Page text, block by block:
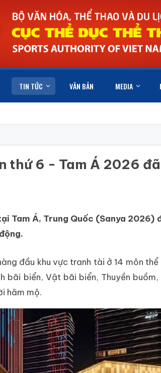
TIN TỨC VĂN BẢN MEDIA
thứ 6 - Tam Á 2026
Tam Á, Trung Quốc (Sanya 2026)
đầu khu vực tranh tài ở 14 môn
bãi biển, Vật bãi biển, Thuyền buồm,
hâm mộ.